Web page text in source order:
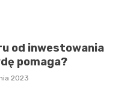
od inwestowania
pomaga?
2023